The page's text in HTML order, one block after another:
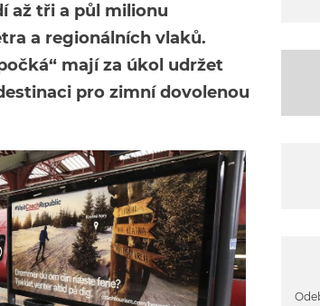
až tři a půl milionu
a regionálních vlaků.
mají za úkol udržet
pro zimní dovolenou